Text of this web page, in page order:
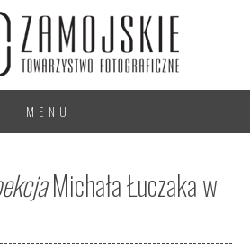
MENU
Michała Łuczaka w